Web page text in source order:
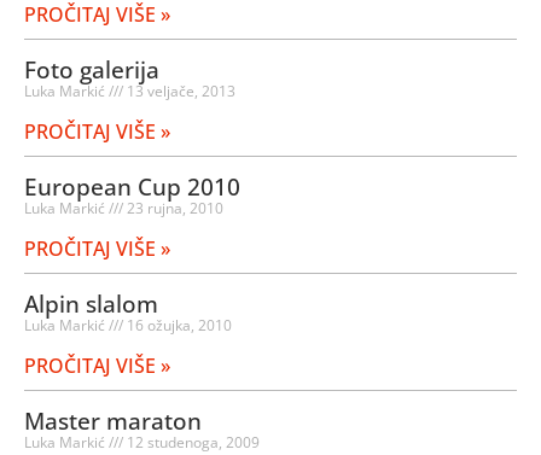
PROČITAJ VIŠE »
Foto galerija
Luka Markić 13 veljače, 2013
PROČITAJ VIŠE »
European Cup 2010
Luka Markić 23 rujna, 2010
PROČITAJ VIŠE »
Alpin slalom
Luka Markić 16 ožujka, 2010
PROČITAJ VIŠE »
Master maraton
Luka Markić 12 studenoga, 2009